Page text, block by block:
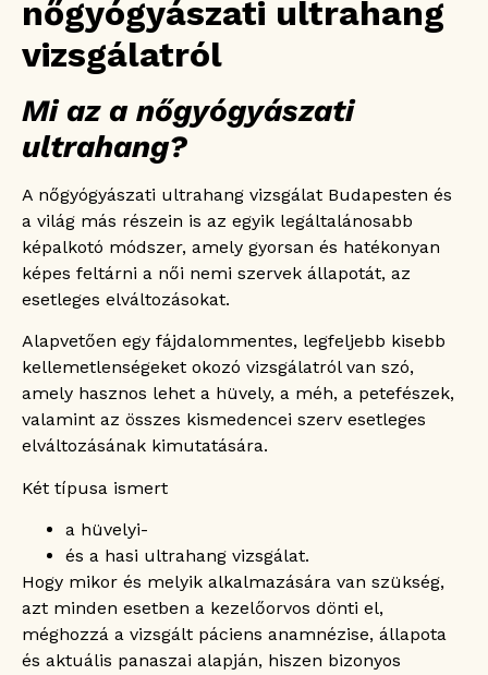
várja a Haller Medical!
nőgyógyászati ultrahang
vizsgálatról
Mi az a nőgyógyászati
ultrahang?
A nőgyógyászati ultrahang vizsgálat Budapesten és
a világ más részein is az egyik legáltalánosabb
képalkotó módszer, amely gyorsan és hatékonyan
képes feltárni a női nemi szervek állapotát, az
esetleges elváltozásokat.
Alapvetően egy fájdalommentes, legfeljebb kisebb
kellemetlenségeket okozó vizsgálatról van szó,
amely hasznos lehet a hüvely, a méh, a petefészek,
valamint az összes kismedencei szerv esetleges
elváltozásának kimutatására.
Két típusa ismert
a hüvelyi-
és a hasi ultrahang vizsgálat.
Hogy mikor és melyik alkalmazására van szükség,
azt minden esetben a kezelőorvos dönti el,
méghozzá a vizsgált páciens anamnézise, állapota
és aktuális panaszai alapján, hiszen bizonyos